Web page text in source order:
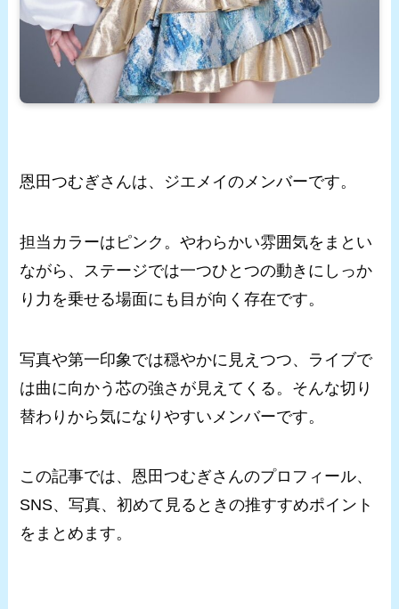
恩田つむぎさんは、ジエメイのメンバーです。
担当カラーはピンク。やわらかい雰囲気をまとい
ながら、ステージでは一つひとつの動きにしっか
り力を乗せる場面にも目が向く存在です。
写真や第一印象では穏やかに見えつつ、ライブで
は曲に向かう芯の強さが見えてくる。そんな切り
替わりから気になりやすいメンバーです。
この記事では、恩田つむぎさんのプロフィール、
SNS、写真、初めて見るときの推すすめポイント
をまとめます。